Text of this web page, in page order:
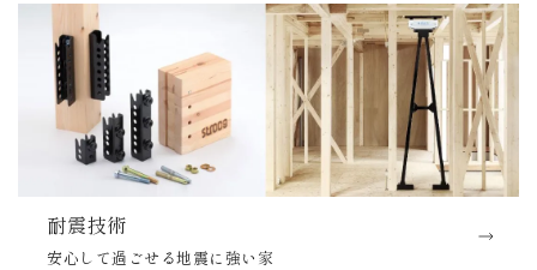
耐震技術
安心して過ごせる地震に強い家